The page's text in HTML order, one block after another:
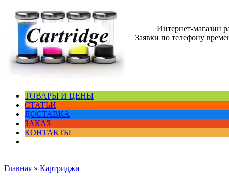
Интернет-магазин
Заявки по телефону
ТОВАРЫ И ЦЕНЫ
СТАТЬИ
ДОСТАВКА
ЗАКАЗ
КОНТАКТЫ
Главная » Картриджи